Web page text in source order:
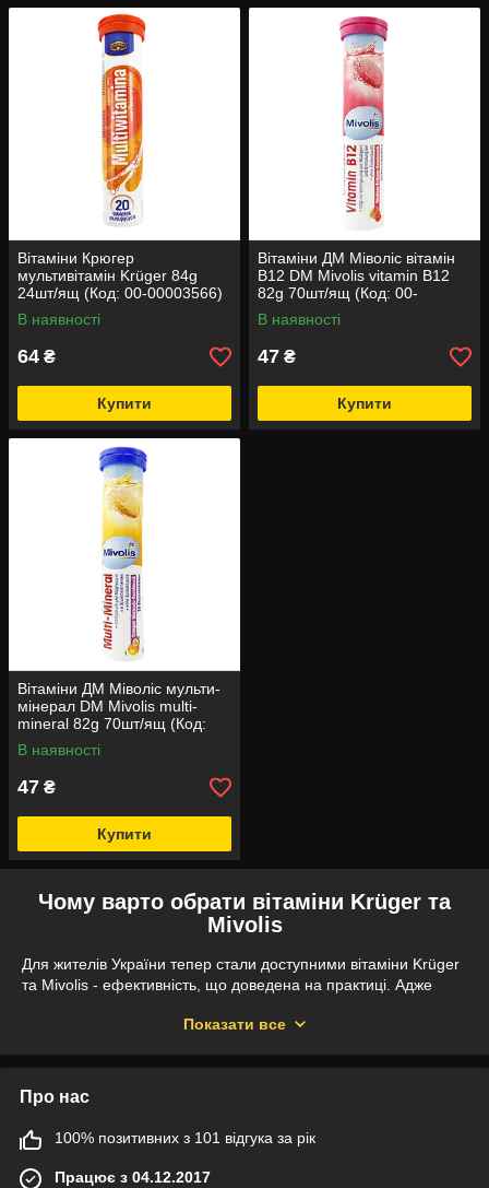
Вітаміни Крюгер
мультивітамін Krüger 84g
24шт/ящ (Код: 00-00003566)
В наявності
64 ₴
Купити
Вітаміни ДМ Міволіс вітамін
В12 DM Mivolis vitamin B12
82g 70шт/ящ (Код: 00-
00006220)
В наявності
47 ₴
Купити
Вітаміни ДМ Міволіс мульти-
мінерал DM Mivolis multi-
mineral 82g 70шт/ящ (Код:
00-00006221)
В наявності
47 ₴
Купити
Чому варто обрати вітаміни Krüger та
Mivolis
Для жителів України тепер стали доступними вітаміни Krüger
та Mivolis - ефективність, що доведена на практиці. Адже
Наслідки гіповітамінізації в організмі людини стають
відчутними дуже швидко. Щоб не допустити дефіциту, слід
з продуктів харчування. В EGastronom Ви можете замовити
корисних речовин. Кожна таблетка має добову дозу, що
Показати все
Про нас
100% позитивних з 101 відгука за рік
Працює з 04.12.2017